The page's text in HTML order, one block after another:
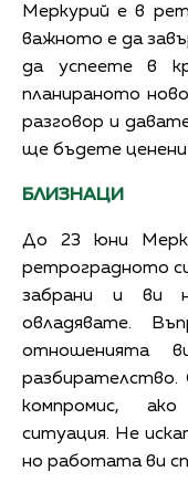
Меркурий е в
важното е да
да успеете в
планираното
разговор и
ще бъдете ценени
БЛИЗНАЦИ
До 23 юни
ретроградното
забрани и ви
овладявате.
отношенията
разбирателство.
компромис,
ситуация. Не
но работата ви